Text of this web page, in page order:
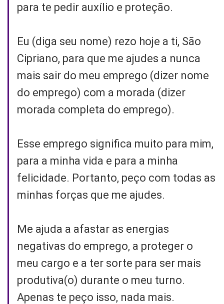
para te pedir auxílio e proteção.
Eu (diga seu nome) rezo hoje a ti, São
Cipriano, para que me ajudes a nunca
mais sair do meu emprego (dizer nome
do emprego) com a morada (dizer
morada completa do emprego).
Esse emprego significa muito para mim,
para a minha vida e para a minha
felicidade. Portanto, peço com todas as
minhas forças que me ajudes.
Me ajuda a afastar as energias
negativas do emprego, a proteger o
meu cargo e a ter sorte para ser mais
produtiva(o) durante o meu turno.
Apenas te peço isso, nada mais.